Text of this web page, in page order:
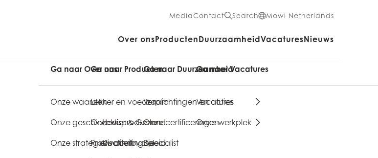
MediaContact Search Mowi Netherlands
Over ons
Ga naar Over ons
Onze waarden
Onze geschiedenis
Onze strategie
Producten
Ga naar Producten
Lekker en voedzaam
Lekker & Gezond
Kwaliteit
Onze visproducten
Vis coating specialist
Productinnovatie
Duurzaamheid
Ga naar Duurzaamheid
Verplichtingen en acties
Onze certificeringen
Beleid
Vacatures
Ga naar Vacatures
Vacatures
Onze werkplek
Nieuws